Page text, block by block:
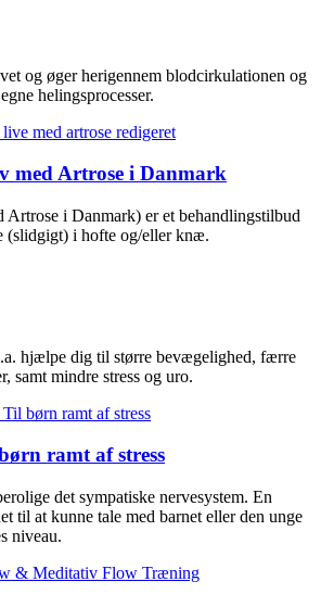
og øger herigennem blodcirkulationen og
helingsprocesser.
med Artrose i Danmark
i Danmark) er et behandlingstilbud
(slidgigt) i hofte og/eller knæ.
hjælpe dig til større bevægelighed, færre
samt mindre stress og uro.
ramt af stress
det sympatiske nervesystem. En
til at kunne tale med barnet eller den unge
niveau.